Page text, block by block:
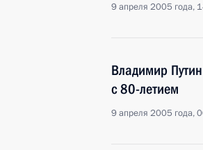
9 апреля 2005 года,
Владимир
с 80-летием
9 апреля 2005 года,